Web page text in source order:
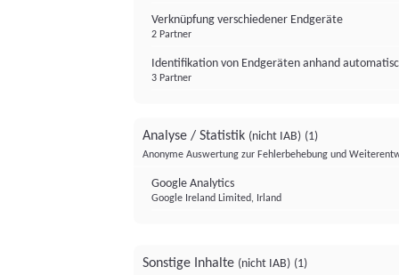
Verknüpfung verschiedener Endgeräte
2 Partner
Identifikation von Endgeräten anhand
3 Partner
Analyse / Statistik (nicht IAB) (1)
Anonyme Auswertung zur Fehlerbehebung und
Google Analytics
Google Ireland Limited, Irland
Sonstige Inhalte (nicht IAB) (1)